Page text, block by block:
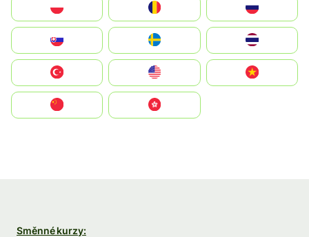
United States
中國香港特別行政區
Směnné kurzy: